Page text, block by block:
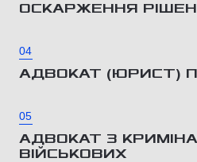
ОСКАРЖЕННЯ
04
АДВОКАТ (ЮРИСТ)
05
АДВОКАТ З
ВІЙСЬКОВИХ